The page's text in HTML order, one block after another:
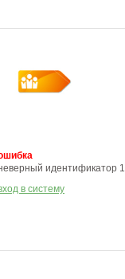
идентификатор
в систему